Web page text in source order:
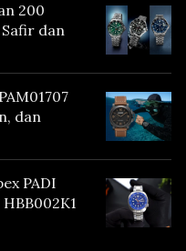
200
dan
dan
PADI